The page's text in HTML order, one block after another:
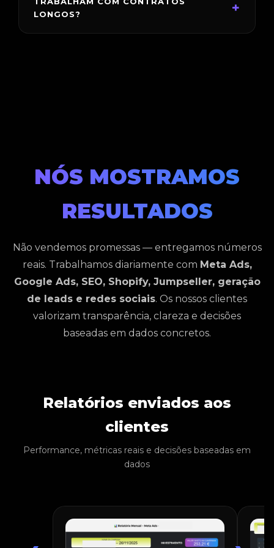
completa com analytics e tracking avançado.
LONGOS?
+
NÓS MOSTRAMOS
RESULTADOS
Não vendemos promessas — entregamos números
reais. Trabalhamos diariamente com Meta Ads,
Google Ads, SEO, Shopify, Jumpseller, geração
de leads e redes sociais. Os nossos clientes
valorizam transparência, clareza e decisões
baseadas em dados concretos.
Relatórios enviados aos
clientes
Performance, métricas reais e decisões baseadas em
dados